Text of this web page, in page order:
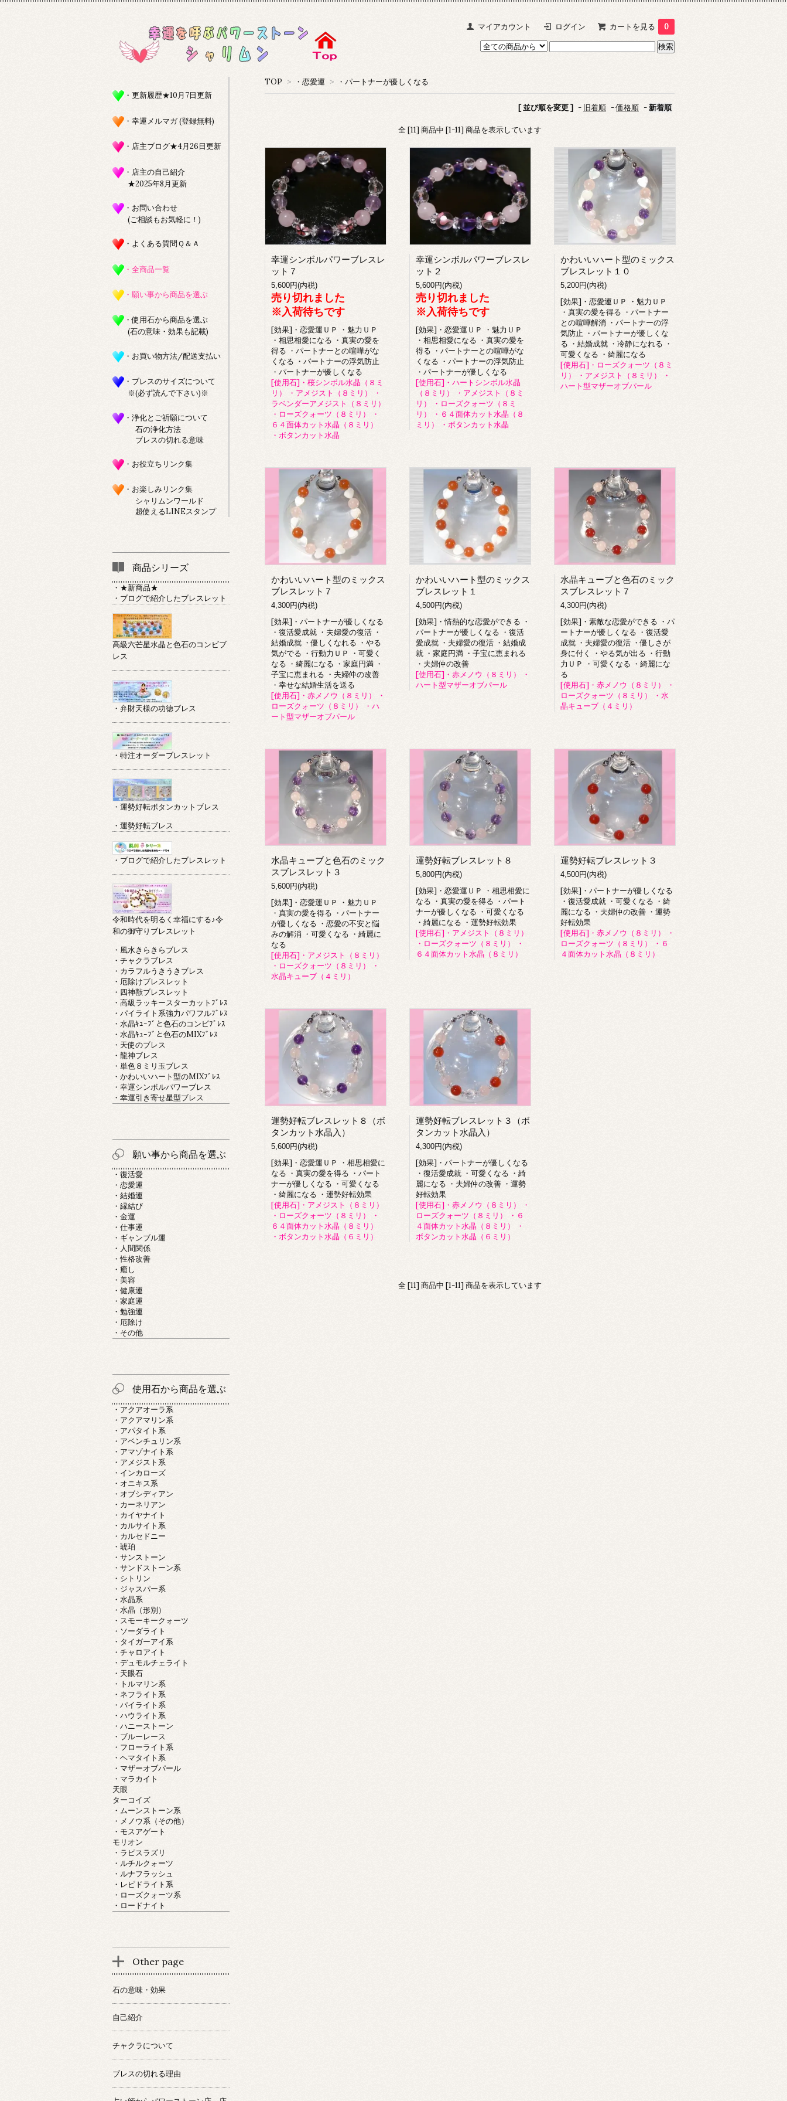
マイアカウント ログイン カートを見る 0
TOP > ・恋愛運 > ・パートナーが優しくなる
[ 並び順を変更 ] - 旧着順 -価格順 -新着順
全 [11] 商品中 [1-11] 商品を表示しています
幸運シンボルパワーブレスレ
ット７
5,600円(内税)
売り切れました
※入荷待ちです
[効果]・恋愛運ＵＰ ・魅力ＵＰ
・相思相愛になる ・真実の愛を
得る ・パートナーとの喧嘩がな
くなる ・パートナーの浮気防止
・パートナーが優しくなる
[使用石]・桜シンボル水晶（８ミ
リ） ・アメジスト（８ミリ） ・
ラベンダーアメジスト（８ミリ）
・ローズクォーツ（８ミリ） ・
６４面体カット水晶（８ミリ）
・ボタンカット水晶
幸運シンボルパワーブレスレ
ット２
5,600円(内税)
売り切れました
※入荷待ちです
[効果]・恋愛運ＵＰ ・魅力ＵＰ
・相思相愛になる ・真実の愛を
得る ・パートナーとの喧嘩がな
くなる ・パートナーの浮気防止
・パートナーが優しくなる
[使用石]・ハートシンボル水晶
（８ミリ） ・アメジスト（８ミ
リ） ・ローズクォーツ（８ミ
リ） ・６４面体カット水晶（８
ミリ） ・ボタンカット水晶
かわいいハート型のミックス
ブレスレット１０
5,200円(内税)
[効果]・恋愛運ＵＰ ・魅力ＵＰ
・真実の愛を得る ・パートナー
との喧嘩解消 ・パートナーの浮
気防止 ・パートナーが優しくな
る ・結婚成就 ・冷静になれる ・
可愛くなる ・綺麗になる
[使用石]・ローズクォーツ（８ミ
リ） ・アメジスト（８ミリ） ・
ハート型マザーオブパール
かわいいハート型のミックス
ブレスレット７
4,300円(内税)
[効果]・パートナーが優しくなる
・復活愛成就 ・夫婦愛の復活 ・
結婚成就 ・優しくなれる ・やる
気がでる ・行動力ＵＰ ・可愛く
なる ・綺麗になる ・家庭円満 ・
子宝に恵まれる ・夫婦仲の改善
・幸せな結婚生活を送る
[使用石]・赤メノウ（８ミリ） ・
ローズクォーツ（８ミリ） ・ハ
ート型マザーオブパール
かわいいハート型のミックス
ブレスレット１
4,500円(内税)
[効果]・情熱的な恋愛ができる ・
パートナーが優しくなる ・復活
愛成就 ・夫婦愛の復活 ・結婚成
就 ・家庭円満 ・子宝に恵まれる
・夫婦仲の改善
[使用石]・赤メノウ（８ミリ） ・
ハート型マザーオブパール
水晶キューブと色石のミック
スブレスレット７
4,300円(内税)
[効果]・素敵な恋愛ができる ・パ
ートナーが優しくなる ・復活愛
成就 ・夫婦愛の復活 ・優しさが
身に付く ・やる気が出る ・行動
力ＵＰ ・可愛くなる ・綺麗にな
る
[使用石]・赤メノウ（８ミリ） ・
ローズクォーツ（８ミリ） ・水
晶キューブ（４ミリ）
水晶キューブと色石のミック
スブレスレット３
5,600円(内税)
[効果]・恋愛運ＵＰ ・魅力ＵＰ
・真実の愛を得る ・パートナー
が優しくなる ・恋愛の不安と悩
みの解消 ・可愛くなる ・綺麗に
なる
[使用石]・アメジスト（８ミリ）
・ローズクォーツ（８ミリ） ・
水晶キューブ（４ミリ）
運勢好転ブレスレット８
5,800円(内税)
[効果]・恋愛運ＵＰ ・相思相愛に
なる ・真実の愛を得る ・パート
ナーが優しくなる ・可愛くなる
・綺麗になる ・運勢好転効果
[使用石]・アメジスト（８ミリ）
・ローズクォーツ（８ミリ） ・
６４面体カット水晶（８ミリ）
運勢好転ブレスレット３
4,500円(内税)
[効果]・パートナーが優しくなる
・復活愛成就 ・可愛くなる ・綺
麗になる ・夫婦仲の改善 ・運勢
好転効果
[使用石]・赤メノウ（８ミリ） ・
ローズクォーツ（８ミリ） ・６
４面体カット水晶（８ミリ）
運勢好転ブレスレット８（ボ
タンカット水晶入）
5,600円(内税)
[効果]・恋愛運ＵＰ ・相思相愛に
なる ・真実の愛を得る ・パート
ナーが優しくなる ・可愛くなる
・綺麗になる ・運勢好転効果
[使用石]・アメジスト（８ミリ）
・ローズクォーツ（８ミリ） ・
６４面体カット水晶（８ミリ）
・ボタンカット水晶（６ミリ）
運勢好転ブレスレット３（ボ
タンカット水晶入）
4,300円(内税)
[効果]・パートナーが優しくなる
・復活愛成就 ・可愛くなる ・綺
麗になる ・夫婦仲の改善 ・運勢
好転効果
[使用石]・赤メノウ（８ミリ） ・
ローズクォーツ（８ミリ） ・６
４面体カット水晶（８ミリ） ・
ボタンカット水晶（６ミリ）
全 [11] 商品中 [1-11] 商品を表示しています
・更新履歴★10月7日更新
・幸運メルマガ (登録無料)
・店主ブログ★4月26日更新
・店主の自己紹介
★2025年8月更新
・お問い合わせ
(ご相談もお気軽に！)
・よくある質問Ｑ＆Ａ
・全商品一覧
・願い事から商品を選ぶ
・使用石から商品を選ぶ
(石の意味・効果も記載)
・お買い物方法/配送支払い
・ブレスのサイズについて
※(必ず読んで下さい)※
・浄化とご祈願について
石の浄化方法
ブレスの切れる意味
・お役立ちリンク集
・お楽しみリンク集
シャリムンワールド
超使えるLINEスタンプ
商品シリーズ
・★新商品★
・ブログで紹介したブレスレット
高級六芒星水晶と色石のコンビブ
レス
・弁財天様の功徳ブレス
・特注オーダーブレスレット
・運勢好転ボタンカットブレス
・運勢好転ブレス
・ブログで紹介したブレスレット
令和時代を明るく幸福にする♪令
和の御守りブレスレット
・風水きらきらブレス
・チャクラブレス
・カラフルうきうきブレス
・厄除けブレスレット
・四神獣ブレスレット
・高級ラッキースターカットﾌﾞﾚｽ
・パイライト系強力パワフルﾌﾞﾚｽ
・水晶ｷｭｰﾌﾞと色石のコンビﾌﾞﾚｽ
・水晶ｷｭｰﾌﾞと色石のMIXﾌﾞﾚｽ
・天使のブレス
・龍神ブレス
・単色８ミリ玉ブレス
・かわいいハート型のMIXﾌﾞﾚｽ
・幸運シンボルパワーブレス
・幸運引き寄せ星型ブレス
願い事から商品を選ぶ
・復活愛
・恋愛運
・結婚運
・縁結び
・金運
・仕事運
・ギャンブル運
・人間関係
・性格改善
・癒し
・美容
・健康運
・家庭運
・勉強運
・厄除け
・その他
使用石から商品を選ぶ
・アクアオーラ系
・アクアマリン系
・アパタイト系
・アベンチュリン系
・アマゾナイト系
・アメジスト系
・インカローズ
・オニキス系
・オブシディアン
・カーネリアン
・カイヤナイト
・カルサイト系
・カルセドニー
・琥珀
・サンストーン
・サンドストーン系
・シトリン
・ジャスパー系
・水晶系
・水晶（形別）
・スモーキークォーツ
・ソーダライト
・タイガーアイ系
・チャロアイト
・デュモルチェライト
・天眼石
・トルマリン系
・ネフライト系
・パイライト系
・ハウライト系
・ハニーストーン
・ブルーレース
・フローライト系
・ヘマタイト系
・マザーオブパール
・マラカイト
天眼
ターコイズ
・ムーンストーン系
・メノウ系（その他）
・モスアゲート
モリオン
・ラピスラズリ
・ルチルクォーツ
・ルナフラッシュ
・レピドライト系
・ローズクォーツ系
・ロードナイト
Other page
石の意味・効果
自己紹介
チャクラについて
ブレスの切れる理由